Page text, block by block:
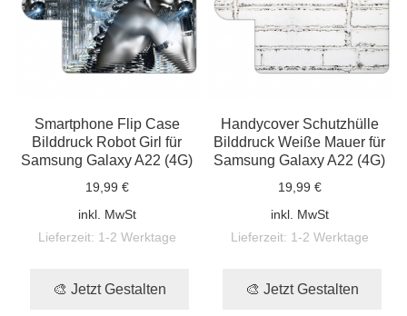
Smartphone Flip Case
Bilddruck Robot Girl für
Samsung Galaxy A22 (4G)
19,99 €
inkl. MwSt
Lieferzeit: 1-2 Werktage
🎨 Jetzt Gestalten
Handycover Schutzhülle
Bilddruck Weiße Mauer für
Samsung Galaxy A22 (4G)
19,99 €
inkl. MwSt
Lieferzeit: 1-2 Werktage
🎨 Jetzt Gestalten